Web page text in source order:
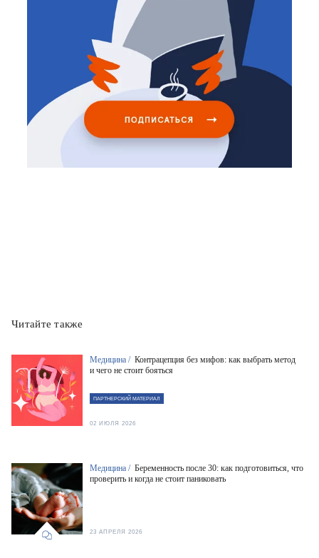
Читайте также
Медицина / Контрацепция без мифов: как выбрать метод
и чего не стоит бояться
ПАРТНЕРСКИЙ МАТЕРИАЛ
02 ИЮЛЯ 2026
Медицина / Беременность после 30: как подготовиться, что
проверить и когда не стоит паниковать
23 АПРЕЛЯ 2026